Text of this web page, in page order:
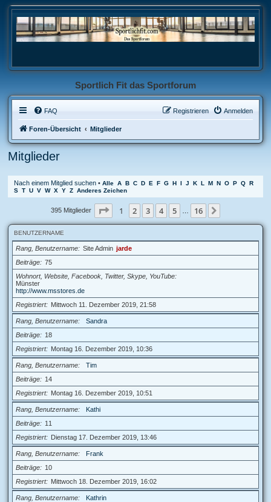
Sportlich Fit das Sportforum
FAQ Anmelden
Registrieren
Foren-Übersicht Mitglieder
Mitglieder
Nach einem Mitglied suchen • Alle A B C D E F G H I J K L M N O P Q R
S T U V W X Y Z Anderes Zeichen
395 Mitglieder Seite 1von 16
1 2 3 4 5 16
BENUTZERNAME
Rang, Benutzername Site Admin jarde
Beiträge
75
Wohnort, Website, Facebook, Twitter, Skype, YouTube
Münster
http://www.msstores.de
Registriert
Mittwoch 11. Dezember 2019, 21:58
Rang, Benutzername
Sandra
Beiträge
18
Registriert
Montag 16. Dezember 2019, 10:36
Rang, Benutzername
Tim
Beiträge
14
Registriert
Montag 16. Dezember 2019, 10:51
Rang, Benutzername
Kathi
Beiträge
11
Registriert
Dienstag 17. Dezember 2019, 13:46
Rang, Benutzername
Frank
Beiträge
10
Registriert
Mittwoch 18. Dezember 2019, 16:02
Rang, Benutzername
Kathrin